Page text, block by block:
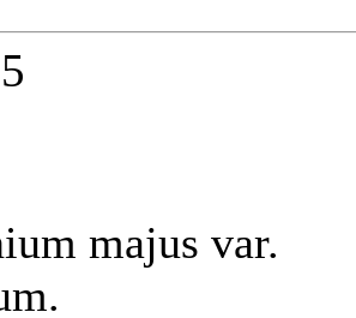
majus var.